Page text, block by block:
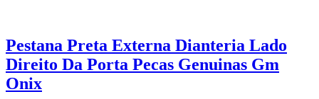
Pestana Preta Externa Dianteria Lado
Direito Da Porta Pecas Genuinas Gm
Onix